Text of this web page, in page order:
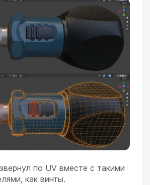
по UV вместе с такими
как винты.